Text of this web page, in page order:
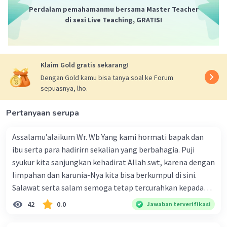
korannya dari warung makan ke warung makan."
3. Kalimat ketiga: "Dalam sehari, dia bisa
hanya memiliki satu klausa yang menyatakan
bahwa dia bisa menghabiskan jatah 50
eksemplar koran dalam sehari.
4. Kalimat keempat: "Pak Haidar bercitacita
untuk membuka kios koran sendiri jika
tabungannya sudah cukup terkumpul." Kalimat
klausa yang dihubungkan oleh konjungsi "jika".
Klausa pertama adalah "Pak Haidar bercitacita
untuk membuka kios koran sendiri" dan klausa
kedua adalah "tabungannya sudah cukup
terkumpul."
Dengan demikian, jawabannya adalah Simpleks,
kompleks, simpleks, kompleks.
Perdalam pemahamanmu bersama Master Teacher
di sesi Live Teaching, GRATIS!
Klaim Gold gratis sekarang!
Dengan Gold kamu bisa tanya soal ke Forum
sepuasnya, lho.
Pertanyaan serupa
Assalamu’alaikum Wr. Wb Yang kami hormati bapak dan
ibu serta para hadirirn sekalian yang berbahagia. Puji
syukur kita sanjungkan kehadirat Allah swt, karena dengan
limpahan dan karunia-Nya kita bisa berkumpul di sini.
Salawat serta salam semoga tetap tercurahkan kepada
junjungan Nabi besar Muhammad saw, karena beliau
menyiarkan agama yang haq, yakni agama islam, agama
42 0.0 Jawaban terverifikasi